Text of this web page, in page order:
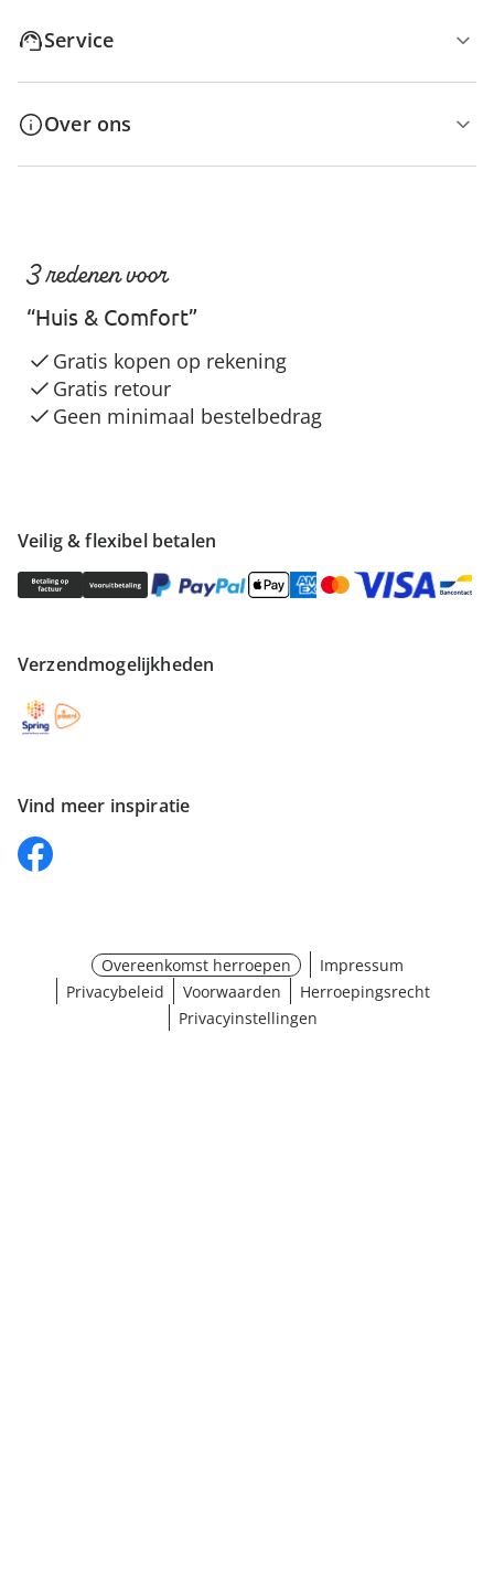
Service
Over ons
Veilig & flexibel betalen
Verzendmogelijkheden
Vind meer inspiratie
3 redenen voor
“Huis & Comfort”
Gratis kopen op rekening
Gratis retour
Geen minimaal bestelbedrag
Overeenkomst herroepen
Impressum
Privacybeleid
Voorwaarden
Herroepingsrecht
Privacyinstellingen